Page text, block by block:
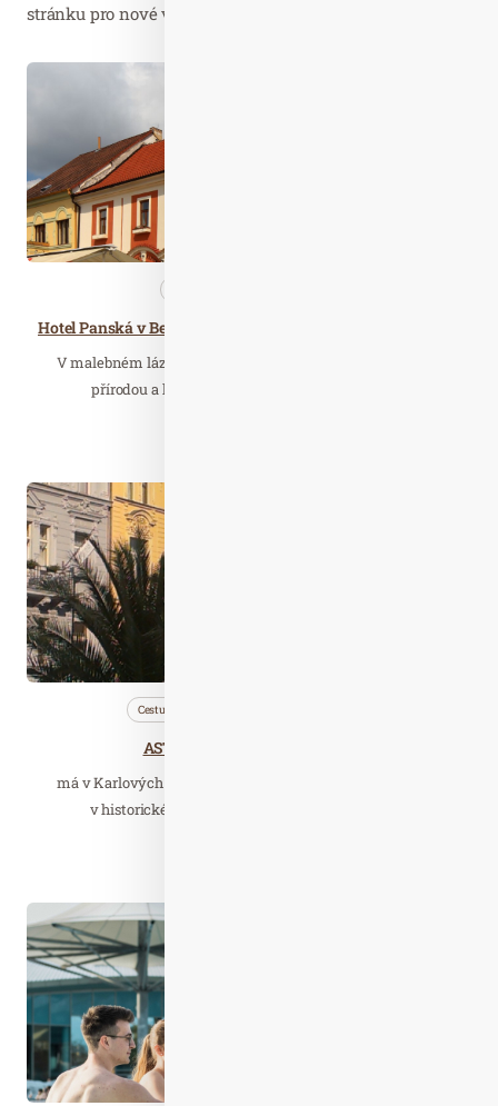
stránku pro nové výsledky...
V malebném lázeňském městečku Bechyně, obklopeném
přírodou a historií, najdete Hotel Panská, který…
Cestujeme
ASTORIA Hotel & Medical Spa
má v Karlových Varech zcela unikátní polohu. Nachází se
v historickém centru lázeňského území přímo…